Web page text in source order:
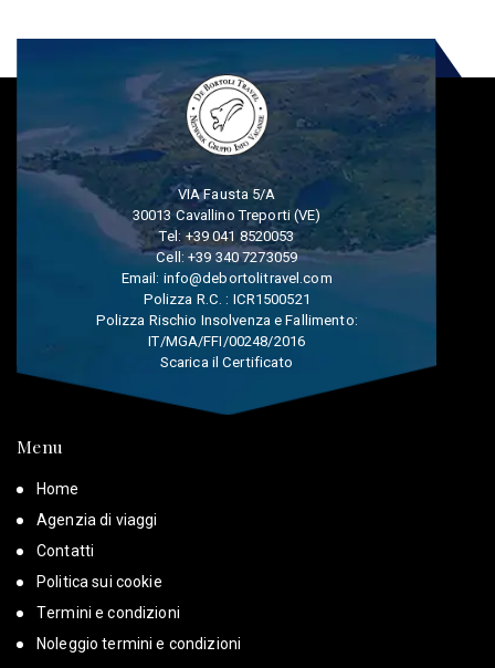
VIA Fausta 5/A
30013 Cavallino Treporti (VE)
Tel:+39 041 8520053
Cell:+39 340 7273059
Email: info@debortolitravel.com
Polizza R.C. : ICR1500521
Polizza Rischio Insolvenza e Fallimento:
IT/MGA/FFI/00248/2016
Scarica il Certificato
Menu
Home
Agenzia di viaggi
Contatti
Politica sui cookie
Termini e condizioni
Noleggio termini e condizioni